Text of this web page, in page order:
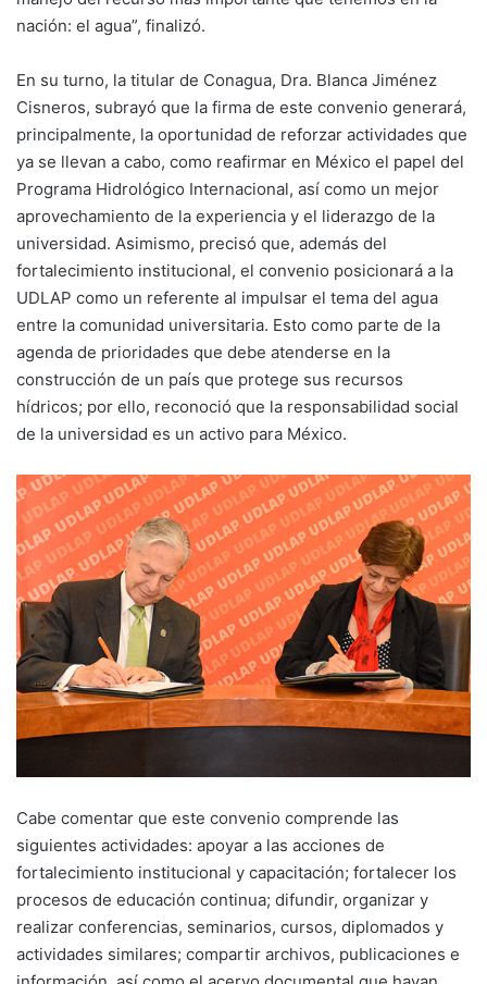
nación: el agua”, finalizó.
En su turno, la titular de Conagua, Dra. Blanca Jiménez
Cisneros, subrayó que la firma de este convenio generará,
principalmente, la oportunidad de reforzar actividades que
ya se llevan a cabo, como reafirmar en México el papel del
Programa Hidrológico Internacional, así como un mejor
aprovechamiento de la experiencia y el liderazgo de la
universidad. Asimismo, precisó que, además del
fortalecimiento institucional, el convenio posicionará a la
UDLAP como un referente al impulsar el tema del agua
entre la comunidad universitaria. Esto como parte de la
agenda de prioridades que debe atenderse en la
construcción de un país que protege sus recursos
hídricos; por ello, reconoció que la responsabilidad social
de la universidad es un activo para México.
Cabe comentar que este convenio comprende las
siguientes actividades: apoyar a las acciones de
fortalecimiento institucional y capacitación; fortalecer los
procesos de educación continua; difundir, organizar y
realizar conferencias, seminarios, cursos, diplomados y
actividades similares; compartir archivos, publicaciones e